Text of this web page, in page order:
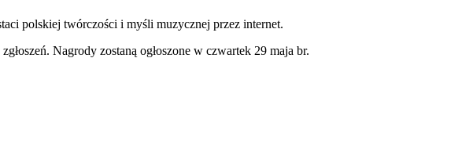
polskiej twórczości i myśli muzycznej przez internet.
Nagrody zostaną ogłoszone w czwartek 29 maja br.